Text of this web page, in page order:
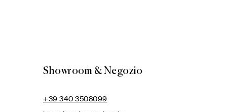
Showroom & Negozio
+39 340 3508099